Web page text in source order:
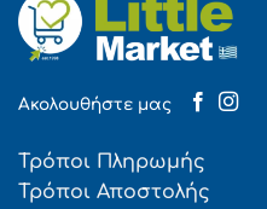
Ακολουθήστε μας
Τρόποι Πληρωμής
Τρόποι Αποστολής